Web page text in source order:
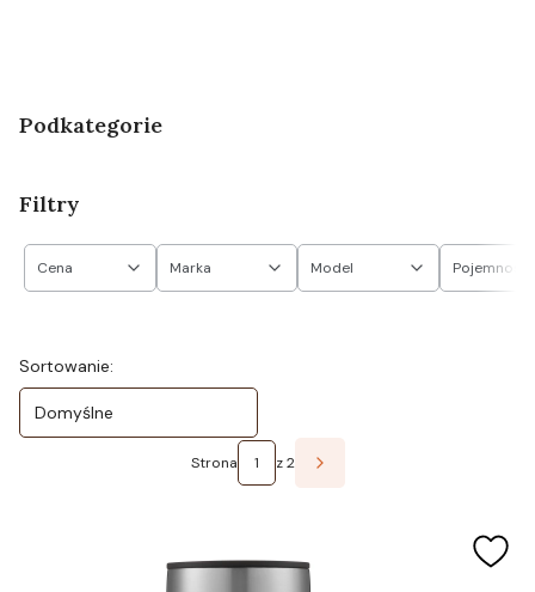
Podkategorie
Filtry
Cena Marka Model Pojemność
Lista produktów
Sortowanie:
Domyślne
Strona z 2 Następne produkty